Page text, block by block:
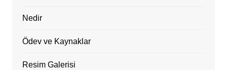
Nedir
Ödev ve Kaynaklar
Resim Galerisi